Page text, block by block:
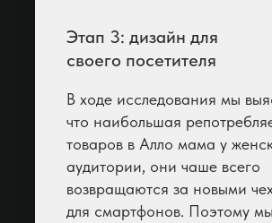
В ходе исследования мы
что наибольшая
товаров в Алло мама у
аудитории, они чаше всего
возвращаются за новыми
для смартфонов. Поэтому
Этап 3: дизайн для
своего посетителя